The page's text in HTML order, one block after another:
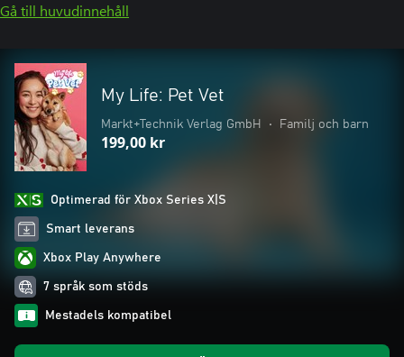
Gå till huvudinnehåll
My Life: Pet Vet
Markt+Technik Verlag GmbH • Familj och barn
199,00 kr
Optimerad för Xbox Series X|S
Smart leverans
Xbox Play Anywhere
7 språk som stöds
Mestadels kompatibel